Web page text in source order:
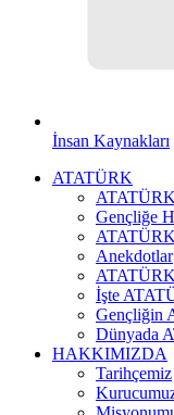
İnsan Kaynakları
ATATÜRK
Gençliğe
Anekdotlar
İşte
Gençliğin
Dünyada
HAKKIMIZDA
Tarihçemiz